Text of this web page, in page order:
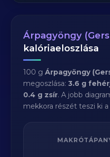
Árpagyöngy
kalóriaeloszlása
100 gÁrpagyöngy
megoszlása:3.6 g
0.4 g zsír. A jobb
mekkora részét teszi ki